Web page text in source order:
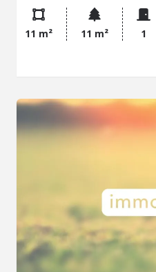
Laumière. Idéal
11 m²
11 m² 1